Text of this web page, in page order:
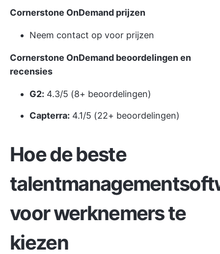
Cornerstone OnDemand prijzen
Neem contact op voor prijzen
Cornerstone OnDemand beoordelingen en
recensies
G2: 4.3/5 (8+ beoordelingen)
Capterra: 4.1/5 (22+ beoordelingen)
Hoe de beste
voor werknemers te
kiezen